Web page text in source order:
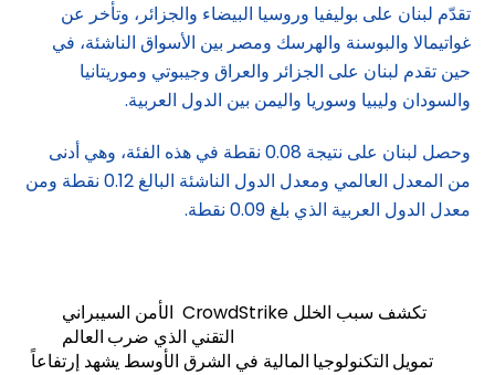
تقدّم لبنان على بوليفيا وروسيا البيضاء والجزائر، وتأخر عن
غواتيمالا والبوسنة والهرسك ومصر بين الأسواق الناشئة، في
حين تقدم لبنان على الجزائر والعراق وجيبوتي وموريتانيا
والسودان وليبيا وسوريا واليمن بين الدول العربية.
وحصل لبنان على نتيجة 0.08 نقطة في هذه الفئة، وهي أدنى
من المعدل العالمي ومعدل الدول الناشئة البالغ 0.12 نقطة ومن
معدل الدول العربية الذي بلغ 0.09 نقطة.
الأمن السيبراني CrowdStrike تكشف سبب الخلل
التقني الذي ضرب العالم
تمويل التكنولوجيا المالية في الشرق الأوسط يشهد إرتفاعاً